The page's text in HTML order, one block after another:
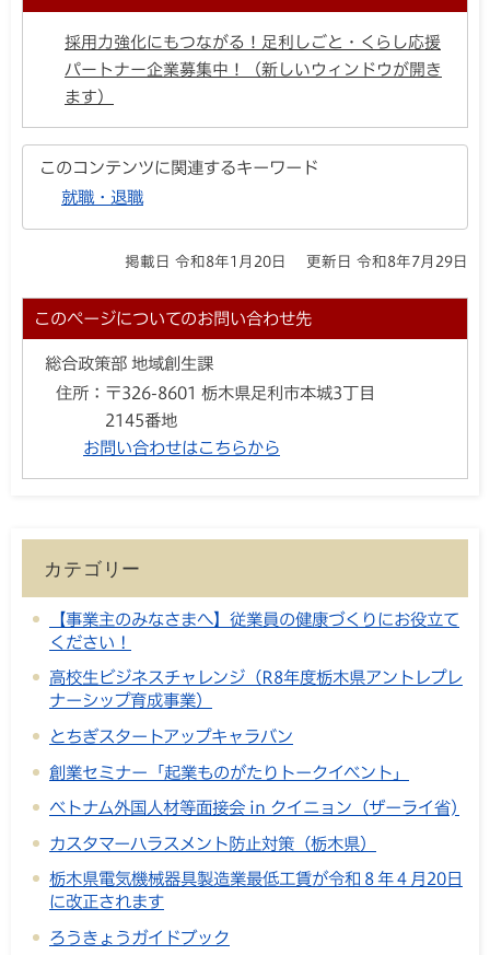
採用力強化にもつながる！足利しごと・くらし応援
パートナー企業募集中！（新しいウィンドウが開き
ます）
このコンテンツに関連するキーワード
就職・退職
掲載日 令和8年1月20日 更新日 令和8年7月29日
このページについてのお問い合わせ先
総合政策部 地域創生課
住所： 〒326-8601 栃木県足利市本城3丁目
2145番地
お問い合わせはこちらから
カテゴリー
【事業主のみなさまへ】従業員の健康づくりにお役立て
ください！
高校生ビジネスチャレンジ（R8年度栃木県アントレプレ
ナーシップ育成事業）
とちぎスタートアップキャラバン
創業セミナー「起業ものがたりトークイベント」
ベトナム外国人材等面接会 in クイニョン（ザーライ省)
カスタマーハラスメント防止対策（栃木県）
栃木県電気機械器具製造業最低工賃が令和８年４月20日
に改正されます
ろうきょうガイドブック